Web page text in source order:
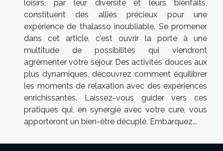
loisirs, par leur diversité et leurs bienfaits,
constituent des alliés précieux pour une
expérience de thalasso inoubliable. Se promener
dans cet article, c'est ouvrir la porte à une
multitude de possibilités qui viendront
agrémenter votre séjour. Des activités douces aux
plus dynamiques, découvrez comment équilibrer
les moments de relaxation avec des expériences
enrichissantes. Laissez-vous guider vers ces
pratiques qui, en synergie avec votre cure, vous
apporteront un bien-être décuplé. Embarquez...